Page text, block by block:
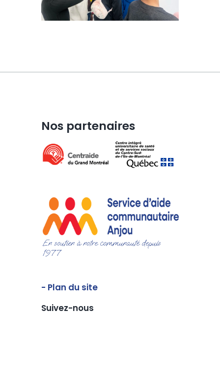
Nos partenaires
En soutien à notre communauté depuis
1977
- Plan du site
Suivez-nous